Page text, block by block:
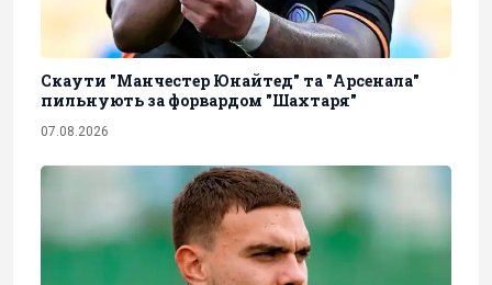
Скаути "Манчестер Юнайтед" та "Арсенала"
пильнують за форвардом "Шахтаря"
07.08.2026